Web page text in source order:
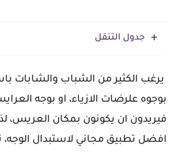
جدول التنقل
يرغب الكثير من الشباب والشابات
بوجوه علرضات الازياء، او بوجه
فيريدون ان يكونون بمكان العريس،
افضل تطبيق مجاني لاستبدال الوجه،